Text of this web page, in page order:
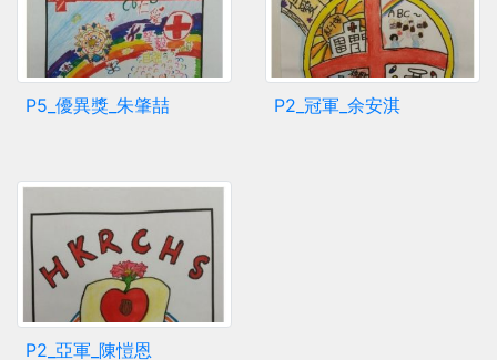
P5_優異獎_朱肇喆 P2_冠軍_余安淇
P2_亞軍_陳愷恩